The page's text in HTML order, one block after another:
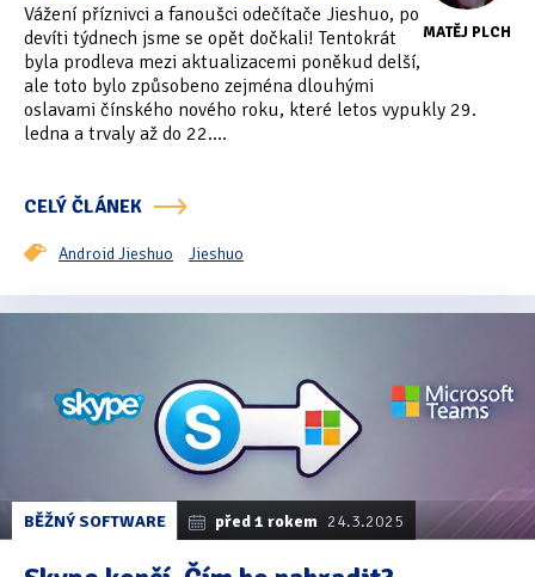
MATĚJ PLCH
Vážení příznivci a fanoušci odečítače Jieshuo, po
devíti týdnech jsme se opět dočkali! Tentokrát
byla prodleva mezi aktualizacemi poněkud delší,
ale toto bylo způsobeno zejména dlouhými
oslavami čínského nového roku, které letos vypukly 29.
ledna a trvaly až do 22....
CELÝ ČLÁNEK
Android Jieshuo Jieshuo
BĚŽNÝ SOFTWARE před 1 rokem 24.3.2025